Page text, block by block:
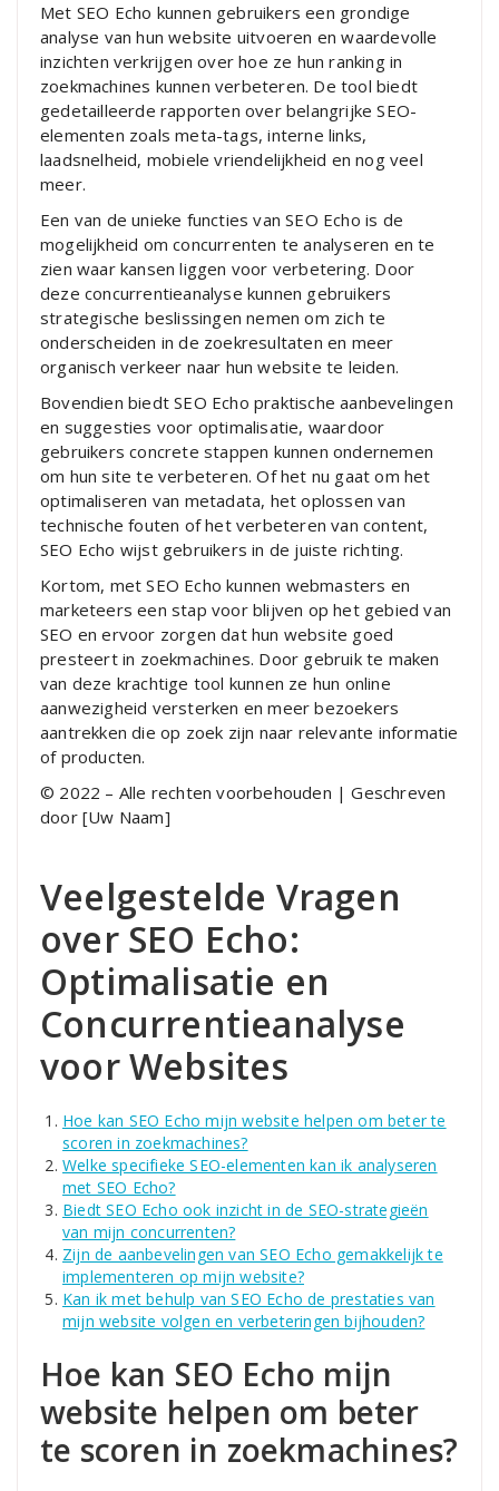
Met SEO Echo kunnen gebruikers een grondige
analyse van hun website uitvoeren en waardevolle
inzichten verkrijgen over hoe ze hun ranking in
zoekmachines kunnen verbeteren. De tool biedt
gedetailleerde rapporten over belangrijke SEO-
elementen zoals meta-tags, interne links,
laadsnelheid, mobiele vriendelijkheid en nog veel
meer.
Een van de unieke functies van SEO Echo is de
mogelijkheid om concurrenten te analyseren en te
zien waar kansen liggen voor verbetering. Door
deze concurrentieanalyse kunnen gebruikers
strategische beslissingen nemen om zich te
onderscheiden in de zoekresultaten en meer
organisch verkeer naar hun website te leiden.
Bovendien biedt SEO Echo praktische aanbevelingen
en suggesties voor optimalisatie, waardoor
gebruikers concrete stappen kunnen ondernemen
om hun site te verbeteren. Of het nu gaat om het
optimaliseren van metadata, het oplossen van
technische fouten of het verbeteren van content,
SEO Echo wijst gebruikers in de juiste richting.
Kortom, met SEO Echo kunnen webmasters en
marketeers een stap voor blijven op het gebied van
SEO en ervoor zorgen dat hun website goed
presteert in zoekmachines. Door gebruik te maken
van deze krachtige tool kunnen ze hun online
aanwezigheid versterken en meer bezoekers
aantrekken die op zoek zijn naar relevante informatie
of producten.
© 2022 – Alle rechten voorbehouden | Geschreven
door [Uw Naam]
Veelgestelde Vragen
over SEO Echo:
Optimalisatie en
Concurrentieanalyse
voor Websites
Hoe kan SEO Echo mijn website helpen om beter te
scoren in zoekmachines?
Welke specifieke SEO-elementen kan ik analyseren
met SEO Echo?
Biedt SEO Echo ook inzicht in de SEO-strategieën
van mijn concurrenten?
Zijn de aanbevelingen van SEO Echo gemakkelijk te
implementeren op mijn website?
Kan ik met behulp van SEO Echo de prestaties van
mijn website volgen en verbeteringen bijhouden?
Hoe kan SEO Echo mijn
website helpen om beter
te scoren in zoekmachines?